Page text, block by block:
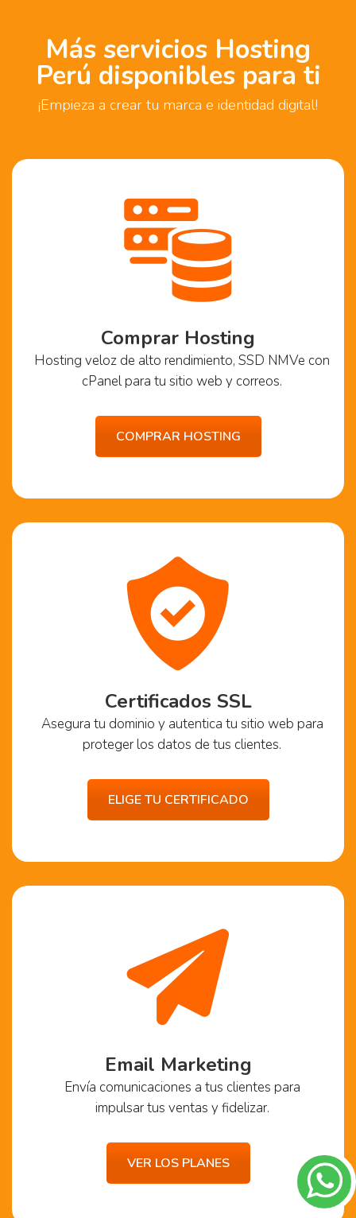
Más servicios Hosting
Perú disponibles para ti
¡Empieza a crear tu marca e identidad digital!
Comprar Hosting
Hosting veloz de alto rendimiento, SSD NMVe con
cPanel para tu sitio web y correos.
COMPRAR HOSTING
Certificados SSL
Asegura tu dominio y autentica tu sitio web para
proteger los datos de tus clientes.
ELIGE TU CERTIFICADO
Email Marketing
Envía comunicaciones a tus clientes para
impulsar tus ventas y fidelizar.
VER LOS PLANES